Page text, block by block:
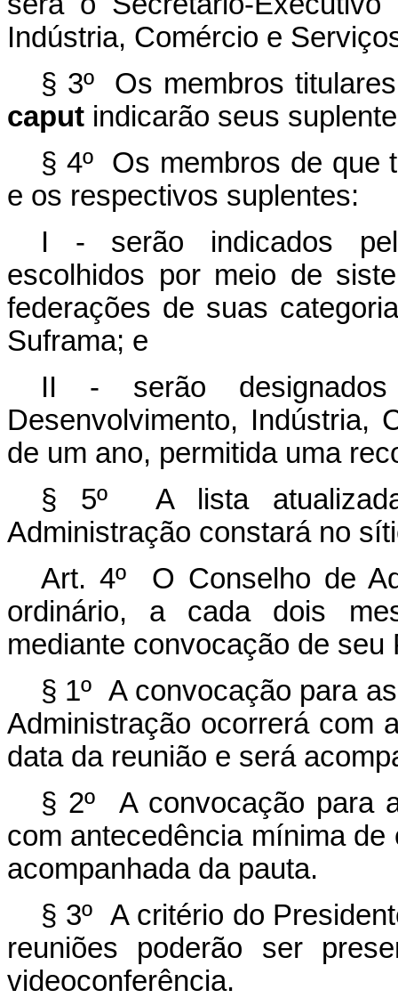
Indústria, Comércio e
§ 3º Os membros
caput indicarão seus
§ 4º Os membros de
e os respectivos suplentes:
I - serão indicados
escolhidos por meio de
federações de suas
Suframa; e
II - serão
Desenvolvimento, Indústria,
de um ano, permitida uma
§ 5º A lista
Administração constará no
Art. 4º O Conselho de
ordinário, a cada dois
mediante convocação de seu
§ 1º A convocação para
Administração ocorrerá com
data da reunião e será
§ 2º A convocação para
com antecedência mínima
acompanhada da pauta.
§ 3º A critério do
reuniões poderão ser
videoconferência.